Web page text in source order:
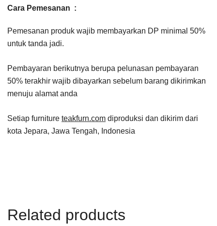
Cara Pemesanan :
Pemesanan produk wajib membayarkan DP minimal 50%
untuk tanda jadi.
Pembayaran berikutnya berupa pelunasan pembayaran
50% terakhir wajib dibayarkan sebelum barang dikirimkan
menuju alamat anda
Setiap furniture teakfurn.com diproduksi dan dikirim dari
kota Jepara, Jawa Tengah, Indonesia
Related products